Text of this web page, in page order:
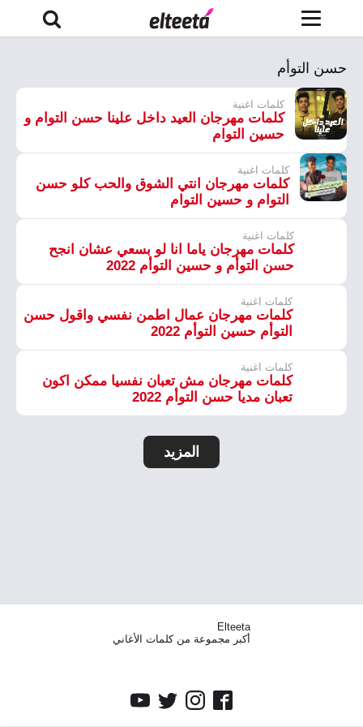
حسن التوأم
كلمات اغنية
كلمات مهرجان العيد داخل علينا حسن التوام و
حسين التوام
كلمات اغنية
كلمات مهرجان انتي الشوق والحب كلو حسن
التوام و حسين التوام
كلمات اغنية
كلمات مهرجان ياما انا لو بسعي عشان انجح
حسن التوأم و حسين التوأم 2022
كلمات اغنية
كلمات مهرجان عمال اطمن نفسي واقول حسن
التوأم حسين التوأم 2022
كلمات اغنية
كلمات مهرجان مش تعبان نفسيا ممكن اكون
تعبان مديا حسن التوأم 2022
المزيد
Elteeta
أكبر مجموعة من كلمات الأغاني